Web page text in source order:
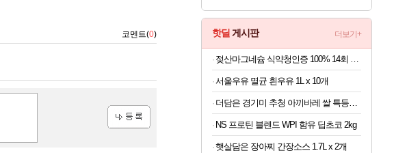
코멘트(0) 핫딜 게시판 더보기+
서울우유 멸균 흰우유 1L x 10개
NS 프로틴 블렌드 WPI 함유 딥초코 2kg
햇살담은 장아찌 간장소스 1.7L x 2개